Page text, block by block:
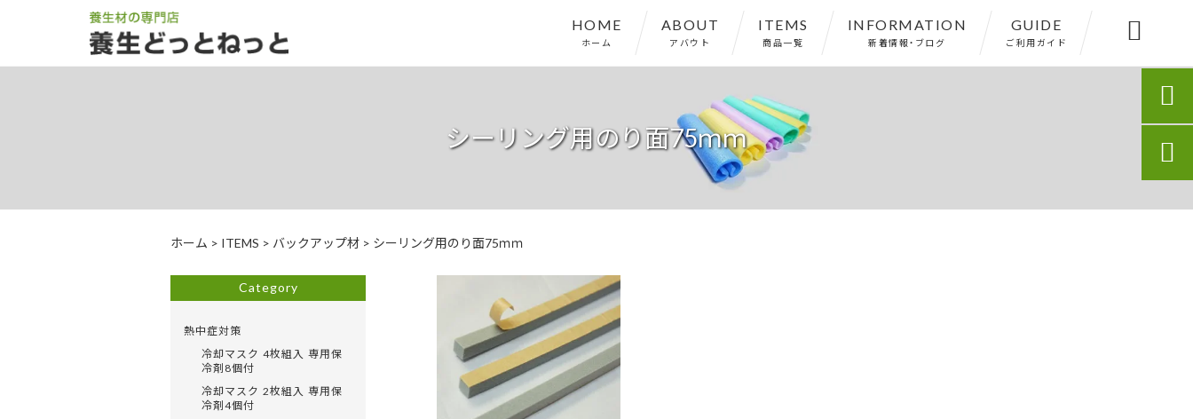
HOME
ホーム
ABOUT
アバウト
ITEMS
商品一覧
INFORMATION
新着情報・ブログ
GUIDE
ご利用ガイド 
シーリング用のり面75ｍｍ
ホーム > ITEMS > バックアップ材 > シーリング用のり面75ｍｍ
Category
熱中症対策
冷却マスク 4枚組入 専用保
冷剤8個付
冷却マスク 2枚組入 専用保
冷剤4個付

